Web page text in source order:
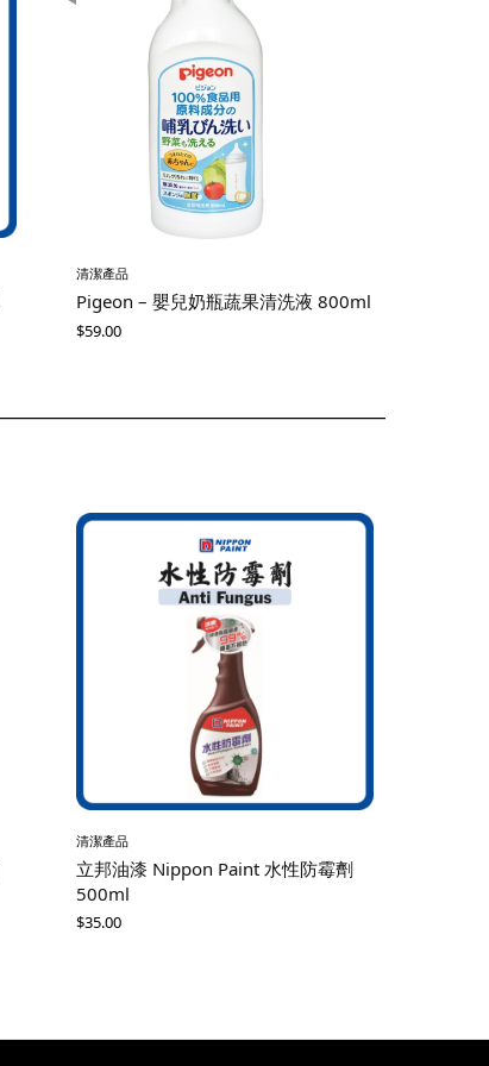
清潔產品
Pigeon – 嬰兒奶瓶蔬果清洗液 800ml
$59.00
清潔產品
立邦油漆 Nippon Paint 水性防霉劑
500ml
$35.00